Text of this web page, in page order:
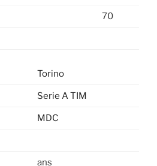
70
Torino
Serie A TIM
MDC
ans